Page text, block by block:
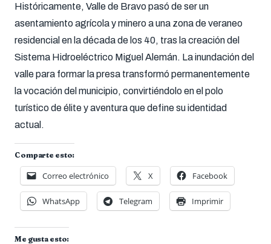
Históricamente, Valle de Bravo pasó de ser un
asentamiento agrícola y minero a una zona de veraneo
residencial en la década de los 40, tras la creación del
Sistema Hidroeléctrico Miguel Alemán. La inundación del
valle para formar la presa transformó permanentemente
la vocación del municipio, convirtiéndolo en el polo
turístico de élite y aventura que define su identidad
actual.
Comparte esto:
Correo electrónico X Facebook
WhatsApp Telegram Imprimir
Me gusta esto: